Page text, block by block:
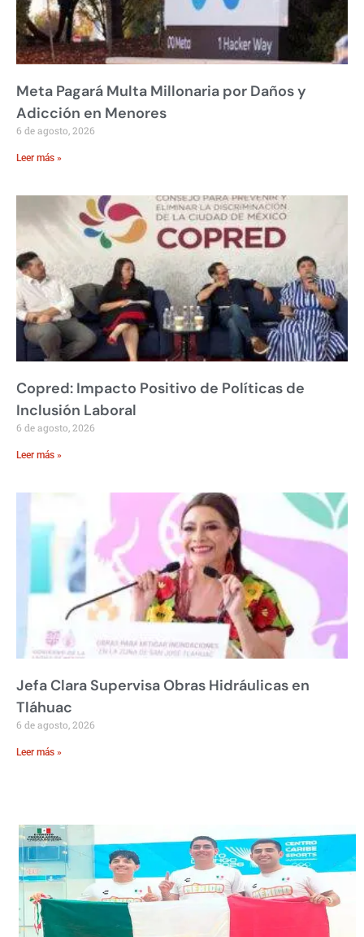
Meta Pagará Multa Millonaria por Daños y
Adicción en Menores
6 de agosto, 2026
Leer más »
Copred: Impacto Positivo de Políticas de
Inclusión Laboral
6 de agosto, 2026
Leer más »
Jefa Clara Supervisa Obras Hidráulicas en
Tláhuac
6 de agosto, 2026
Leer más »